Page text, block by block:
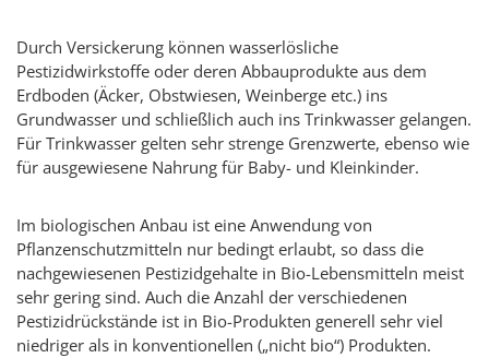
Durch Versickerung können wasserlösliche
Pestizidwirkstoffe oder deren Abbauprodukte aus dem
Erdboden (Äcker, Obstwiesen, Weinberge etc.) ins
Grundwasser und schließlich auch ins Trinkwasser gelangen.
Für Trinkwasser gelten sehr strenge Grenzwerte, ebenso wie
für ausgewiesene Nahrung für Baby- und Kleinkinder.
Im biologischen Anbau ist eine Anwendung von
Pflanzenschutzmitteln nur bedingt erlaubt, so dass die
nachgewiesenen Pestizidgehalte in Bio-Lebensmitteln meist
sehr gering sind. Auch die Anzahl der verschiedenen
Pestizidrückstände ist in Bio-Produkten generell sehr viel
niedriger als in konventionellen („nicht bio“) Produkten.